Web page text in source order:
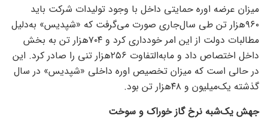
میزان عرضه اوره حمایتی داخل با وجود تولیدات شرکت باید
۹۶۰هزار تن طی سال‌جاری صورت می‌‌‌گرفت که «شپدیس» به‌‌‌دلیل
مطالبات دولت از این امر خودداری کرد و ۷۰۴هزار تن به بخش
داخل اختصاص داد و مابه‌‌‌التفاوت ۲۵۶هزار تنی را صادر کرد. این
در حالی است که میزان تخصیص اوره داخلی «شپدیس» در سال
گذشته یک‌میلیون و ۴۸هزار تن بود.
جهش یک‌‌‌شبه نرخ گاز خوراک و سوخت